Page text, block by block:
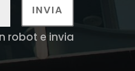
INVIA
robot e invia